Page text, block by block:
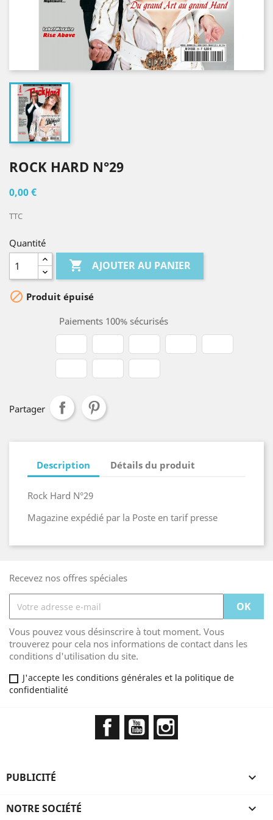
ROCK HARD N°29
0,00 €
TTC
Quantité
 AJOUTER AU PANIER
 Produit épuisé
Paiements 100% sécurisés
Partager
Description Détails du produit
Rock Hard N°29
Magazine expédié par la Poste en tarif presse
Recevez nos offres spéciales
Vous pouvez vous désinscrire à tout moment. Vous
trouverez pour cela nos informations de contact dans les
conditions d'utilisation du site.
J'accepte les conditions générales et la politique de
confidentialité
FacebookYouTube
PUBLICITÉ 
NOTRE SOCIÉTÉ 